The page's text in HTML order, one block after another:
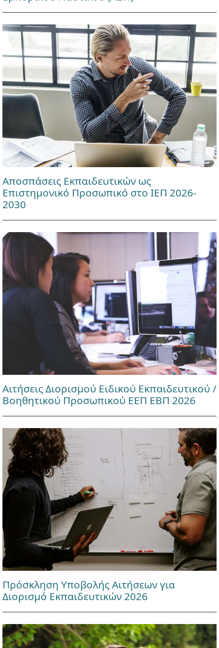
Αποσπάσεις Εκπαιδευτικών ως
Επιστημονικό Προσωπικό στο ΙΕΠ 2026-
2030
Αιτήσεις Διορισμού Ειδικού Εκπαιδευτικού /
Βοηθητικού Προσωπικού ΕΕΠ ΕΒΠ 2026
Πρόσκληση Υποβολής Αιτήσεων για
Διορισμό Εκπαιδευτικών 2026